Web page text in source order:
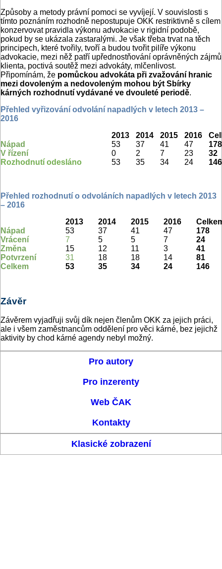
Způsoby a metody právní pomoci se vyvíjejí. V souvislosti s
tímto poznáním rozhodně nepostupuje OKK restriktivně s cílem
konzervovat pravidla výkonu advokacie v rigidní podobě,
pokud by se ukázala zastaralými. Je však třeba trvat na těch
principech, které tvořily, tvoří a budou tvořit pilíře výkonu
advokacie, mezi něž patří upřednostňování oprávněných zájmů
klienta, poctivá soutěž mezi advokáty, mlčenlivost.
Připomínám, že pomůckou advokáta při zvažování hranic
mezi dovoleným a nedovoleným mohou být Sbírky
kárných rozhodnutí vydávané ve dvouleté periodě.
Přehled vyřizování odvolání napadlých v letech 2013 –
2016
2013
2014 2015 2016
Nápad
53 37 41 47
178
V řízení
0 2 7 23
32
Rozhodnutí odesláno
53 35 34 24 146
Přehled rozhodnutí o odvoláních napadlých v letech 2013
– 2016
2013
2014 2015 2016
Nápad
53 37 41 47
178
Vrácení
7 5 5 7
24
Změna
15 12 11 3
41
Potvrzení
31 18 18 14
81
Celkem
53 35 34 24 146
Závěr
Závěrem vyjadřuji svůj dík nejen členům OKK za jejich práci,
ale i všem zaměstnancům oddělení pro věci kárné, bez jejichž
aktivity by chod kárné agendy nebyl možný.
Pro autory
Pro inzerenty
Web ČAK
Kontakty
Klasické zobrazení